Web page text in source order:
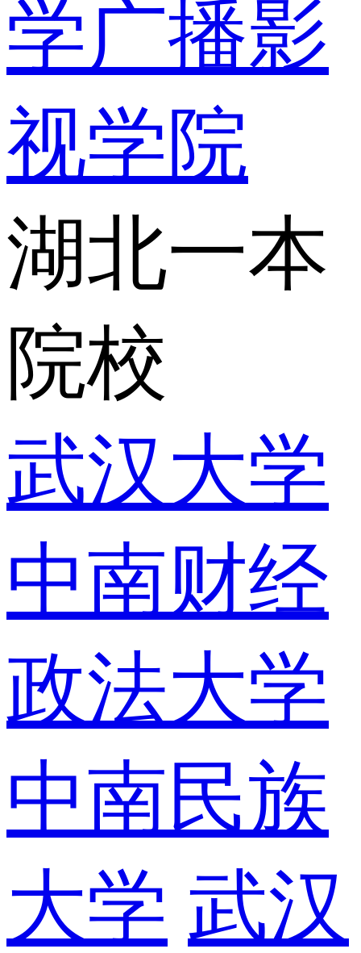
学广播影
视学院
湖北一本
院校
武汉大学
中南财经
政法大学
中南民族
大学 武汉